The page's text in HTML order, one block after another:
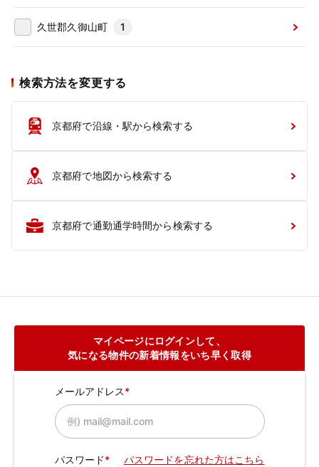
久世郡久御山町 1
検索方法を変更する
京都府で沿線・駅から検索する
京都府で地図から検索する
京都府で通勤通学時間から検索する
マイページにログインして、
気になる物件の新着情報をいち早く取得
メールアドレス
パスワード パスワードを忘れた方はこちら